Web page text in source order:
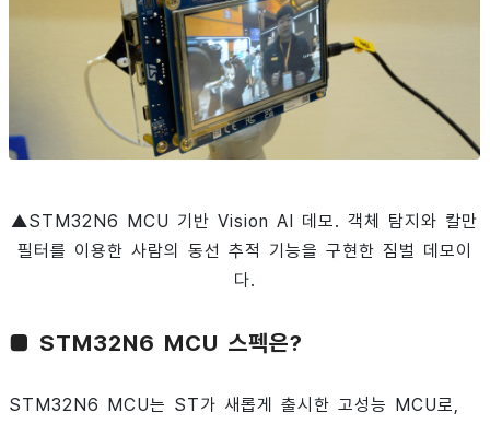
▲STM32N6 MCU 기반 Vision AI 데모. 객체 탐지와 칼만
필터를 이용한 사람의 동선 추적 기능을 구현한 짐벌 데모이
다.
■ STM32N6 MCU 스펙은?
STM32N6 MCU는 ST가 새롭게 출시한 고성능 MCU로,